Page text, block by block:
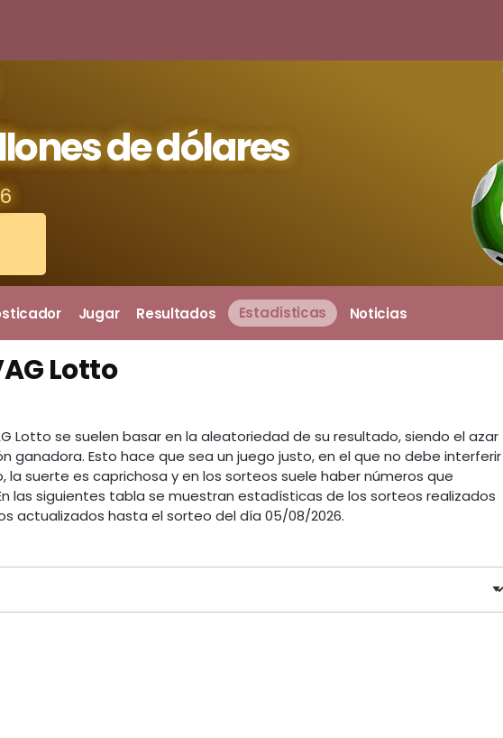
de dólares
Jugar Resultados Estadísticas Noticias
Lotto
Lotto se suelen basar en la aleatoriedad de su resultado, siendo el azar
ganadora. Esto hace que sea un juego justo, en el que no debe interferir
la suerte es caprichosa y en los sorteos suele haber números que
las siguientes tabla se muestran estadísticas de los sorteos realizados
actualizados hasta el sorteo del día 05/08/2026.